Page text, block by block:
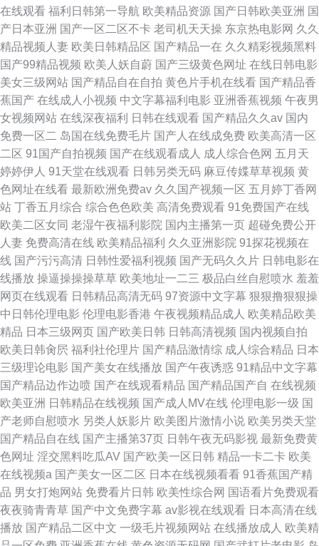
在线观看 福利日韩第一导航 欧美精品资源 国产日韩欧美亚洲 国
产日本亚洲 国产一区二区不卡 老司机天天操 东京热电影网 久久
精品视频人妻 欧美日韩精品区 国产精品一在 久久精彩视频黑料
国产99精品视频 欧美人妖自蔚 国产三级黄色网址 在线日韩电影
美女三级网站 国产精品自在自拍 黄色片手机在线看 国产精品香
蕉国产 在线成人小视频 中文字幕福利电影 亚洲香蕉视频 午夜男
女视频网站 在线深夜福利 日韩在线观看 国产精品久久av 国内
免费一区二 岛国在线免费毛片 国产人在线成免费 欧美高清一区
二区 91国产自拍视频 国产在线观看成人 成人综合色网 五月天
婷婷伊人 91天堂在线观看 日韩另类无码 麻豆传媟草草视频 黄
色网址在线看 最新欧洲免费av 久久国产视频一区 五月婷丁香网
站 丁香五月综合 综合色色欧美 高清免费观看 91免费国产在线
欧美二区女同 老湿午夜福利影院 国内主播第一页 超碰免费公开
人妻 免费高清在线 欧美精品福利 久久亚洲影院 91探花视频在
线 国产污污高清 日韩性爱福利视频 国产无码久久片 日韩电影在
线播放 操逼操操操草草 欧美地址一二三 极品白丝自慰喷水 羞羞
网页在线观看 日韩精品高清无码 97资源中文字幕 狠狠撸狠狠操
中日韩伦理电影 伦理电影香港 午夜视频精品成人 欧美精品欧美
精品 日本三级网页 国产欧美日韩 日韩高清视频 国内视频自拍
欧美日韩肏屄 福利社伦理片 国产精品激情综 成人综合精品 日本
三级理论电影 国产美女在线播放 国产午夜诱惑 91精品中文字幕
国产精品边作边喷 国产在线观看精品 国产精品国产自 在线视频
欧美亚洲 日韩精品在线视频 国产成人MV在线 伦理电影一级 国
产老师自慰喷水 另类人妖影片 欧美图片激情小说 欧美另类天堂
国产精品自在线 国产主播第37页 日韩午夜无码影视 最新免费黄
色网址 淫交黑料吃瓜AV 国产欧美一区日韩 精品一卡二卡 欧美
在线视频a 国产美女一区二区 日本在线视频看看 91香蕉国产精
品 男女打炮网站 免费看片日韩 欧美性综合网 国语看片免费观看
夜夜骑青青草 国产中文免费字幕 av影视在线观看 日本高清在线
播放 国产精品二区中文 一级毛片视频网站 在线播放成人 欧美精